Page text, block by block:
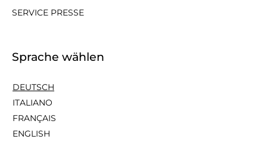
SERVICE PRESSE
Sprache wählen
DEUTSCH
ITALIANO
FRANÇAIS
ENGLISH